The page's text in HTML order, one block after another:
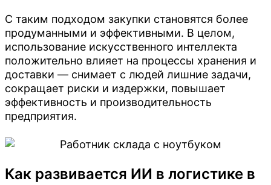
С таким подходом закупки становятся более
продуманными и эффективными. В целом,
использование искусственного интеллекта
положительно влияет на процессы хранения и
доставки — снимает с людей лишние задачи,
сокращает риски и издержки, повышает
эффективность и производительность
предприятия.
Как развивается ИИ в логистике в